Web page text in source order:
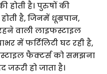
होती है। पुरुषों की
है, जिनमें धूम्रपान,
वाली लाइफस्टाइल
में फर्टिलिटी घट रही है,
फैक्टर्स को समझना
हो जाता है।